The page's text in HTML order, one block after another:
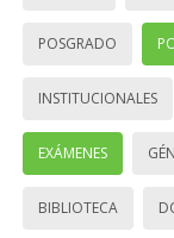
POSGRADO
INSTITUCIONALES
EXÁMENES
BIBLIOTECA